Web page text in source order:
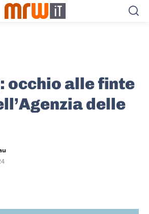
occhio alle finte
delle